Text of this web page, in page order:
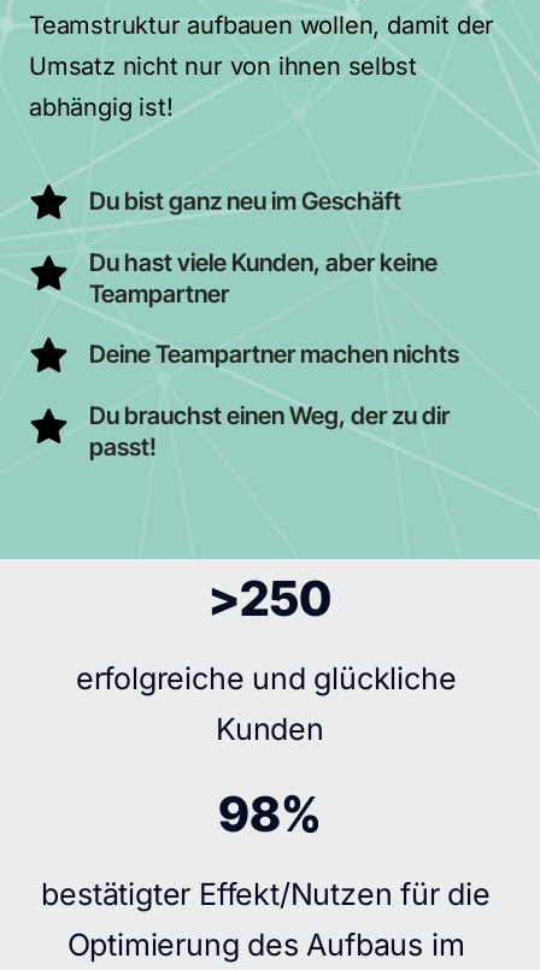
Teamstruktur aufbauen wollen, damit
der
Umsatz nicht nur von ihnen
selbst
abhängig ist!
Du bist ganz neu im Geschäft
Du hast viele Kunden, aber keine
Teampartner
Deine Teampartner machen nichts
Du brauchst einen Weg, der zu dir
passt!
>250
erfolgreiche und glückliche
Kunden
98%
bestätigter Effekt/Nutzen für die
Optimierung des Aufbaus im